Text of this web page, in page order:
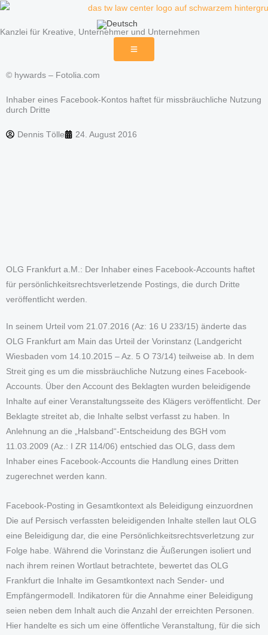
Zum
springen
Kanzlei für Kreative, Unternehmer und Unternehmen
© hywards – Fotolia.com
Inhaber eines Facebook-Kontos haftet für missbräuchliche Nutzung
durch Dritte
Dennis Tölle 24. August 2016
OLG Frankfurt a.M.: Der Inhaber eines Facebook-Accounts haftet
für persönlichkeitsrechtsverletzende Postings, die durch Dritte
veröffentlicht werden.
In seinem Urteil vom 21.07.2016 (Az: 16 U 233/15) änderte das
OLG Frankfurt am Main das Urteil der Vorinstanz (Landgericht
Wiesbaden vom 14.10.2015 – Az. 5 O 73/14) teilweise ab. In dem
Streit ging es um die missbräuchliche Nutzung eines Facebook-
Accounts. Über den Account des Beklagten wurden beleidigende
Inhalte auf einer Veranstaltungsseite des Klägers veröffentlicht. Der
Beklagte streitet ab, die Inhalte selbst verfasst zu haben. In
Anlehnung an die „Halsband“-Entscheidung des BGH vom
11.03.2009 (Az.: I ZR 114/06) entschied das OLG, dass dem
Inhaber eines Facebook-Accounts die Handlung eines Dritten
zugerechnet werden kann.
Facebook-Posting in Gesamtkontext als Beleidigung einzuordnen
Die auf Persisch verfassten beleidigenden Inhalte stellen laut OLG
eine Beleidigung dar, die eine Persönlichkeitsrechtsverletzung zur
Folge habe. Während die Vorinstanz die Äußerungen isoliert und
nach ihrem reinen Wortlaut betrachtete, bewertet das OLG
Frankfurt die Inhalte im Gesamtkontext nach Sender- und
Empfängermodell. Indikatoren für die Annahme einer Beleidigung
seien neben dem Inhalt auch die Anzahl der erreichten Personen.
Hier handelte es sich um eine öffentliche Veranstaltung, für die sich